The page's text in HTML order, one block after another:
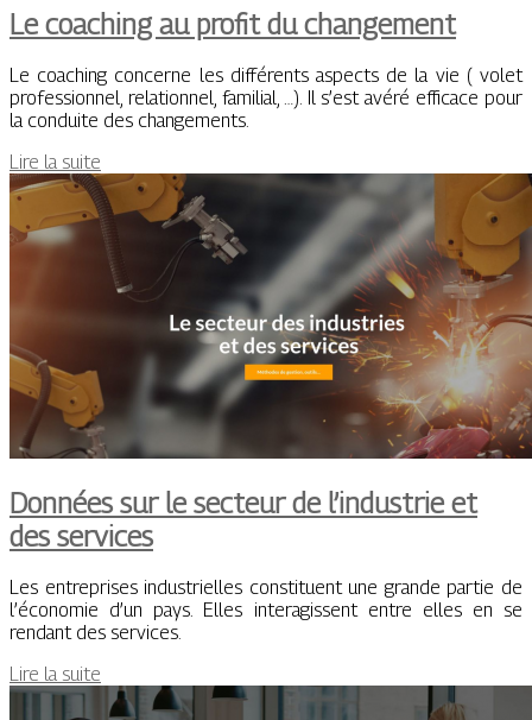
Le coaching au profit du changement
Le coaching concerne les différents aspects de la vie ( volet
professionnel, relationnel, familial, …). Il s’est avéré efficace pour
la conduite des changements.
Lire la suite
Données sur le secteur de l’industrie et
des services
Les entreprises industrielles constituent une grande partie de
l’économie d’un pays. Elles interagissent entre elles en se
rendant des services.
Lire la suite